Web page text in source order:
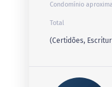
Condomínio
Total
(Certidões,